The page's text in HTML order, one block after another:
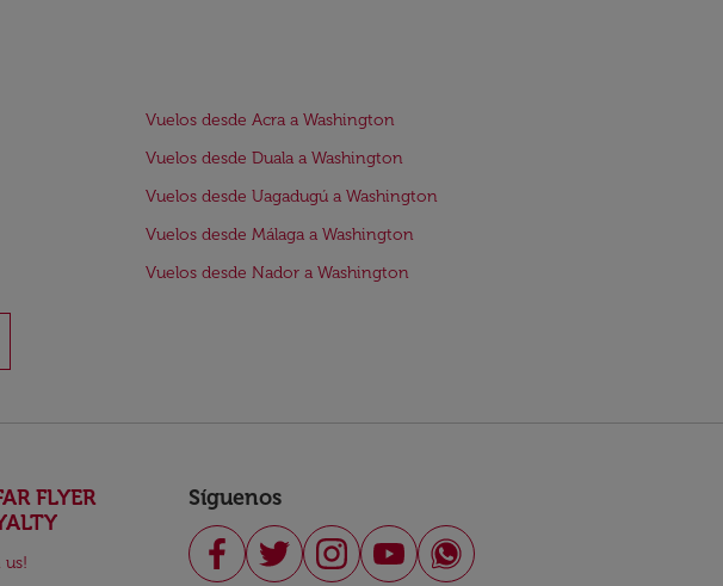
Vuelos desde Acra a Washington
Vuelos desde Duala a Washington
Vuelos desde Uagadugú a Washington
Vuelos desde Málaga a Washington
Vuelos desde Nador a Washington
FLYER
Síguenos